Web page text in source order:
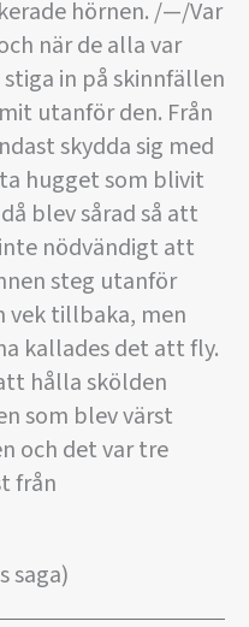
hörnen. /—/Var
när de alla var
in på skinnfällen
utanför den. Från
skydda sig med
hugget som blivit
blev sårad så att
nödvändigt att
steg utanför
vek tillbaka, men
kallades det att fly.
hålla skölden
som blev värst
och det var tre
från
saga)